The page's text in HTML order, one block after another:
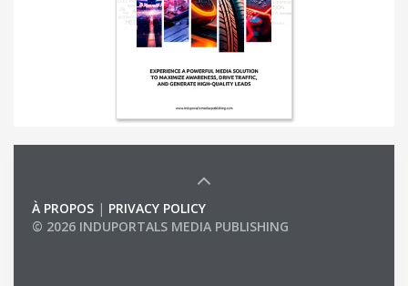
À PROPOS | PRIVACY POLICY
© 2026 INDUPORTALS MEDIA PUBLISHING